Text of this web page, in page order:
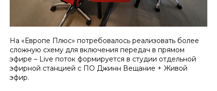
На «Европе Плюс» потребовалось реализовать более
сложную схему для включения передач в прямом
эфире – Live поток формируется в студии отдельной
эфирной станцией с ПО Джинн Вещание + Живой
эфир.